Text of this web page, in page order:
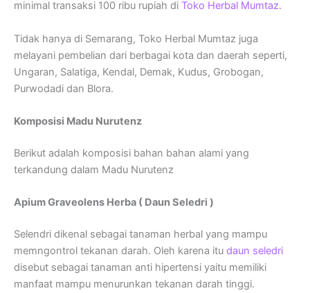
minimal transaksi 100 ribu rupiah di Toko Herbal Mumtaz.
Tidak hanya di Semarang, Toko Herbal Mumtaz juga
melayani pembelian dari berbagai kota dan daerah seperti,
Ungaran, Salatiga, Kendal, Demak, Kudus, Grobogan,
Purwodadi dan Blora.
Komposisi Madu Nurutenz
Berikut adalah komposisi bahan bahan alami yang
terkandung dalam Madu Nurutenz
Apium Graveolens Herba ( Daun Seledri )
Selendri dikenal sebagai tanaman herbal yang mampu
memngontrol tekanan darah. Oleh karena itu daun seledri
disebut sebagai tanaman anti hipertensi yaitu memiliki
manfaat mampu menurunkan tekanan darah tinggi.